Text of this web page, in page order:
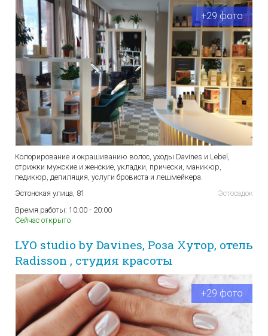
+29 фото
Колорирование и окрашиванию волос, уходы Davines и Lebel,
стрижки мужские и женские, укладки, прически, маникюр,
педикюр, депиляция, услуги бровиста и лешмейкера.
Эстонская улица, 81
Эстосадок
Время работы: 10:00 - 20:00
Сейчас открыто
LYO studio by Davines, Роза Хутор, отель
Radisson , студия красоты
+29 фото